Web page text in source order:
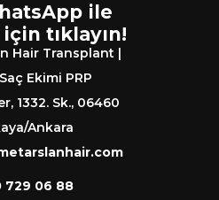
ile
tıklayın!
Hair Transplant |
Ekimi PRP
1332. Sk., 06460
Ankara
729 06 88